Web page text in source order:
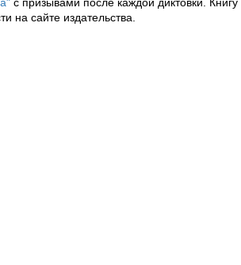
с призывами после каждой диктовки.
на сайте издательства.